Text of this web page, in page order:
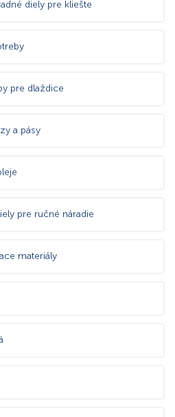
diely pre kliešte
pre dlaždice
a pásy
pre ručné náradie
materiály